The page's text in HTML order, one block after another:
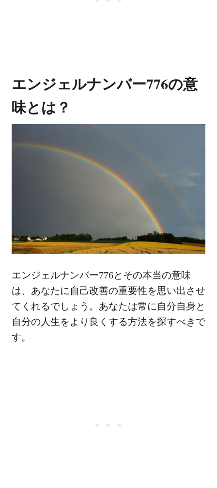
エンジェルナンバー776の意
味とは？
エンジェルナンバー776とその本当の意味
は、あなたに自己改善の重要性を思い出させ
てくれるでしょう。あなたは常に自分自身と
自分の人生をより良くする方法を探すべきで
す。